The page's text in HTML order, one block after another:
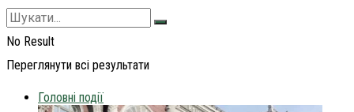
No Result
Переглянути всі результати
Головні події